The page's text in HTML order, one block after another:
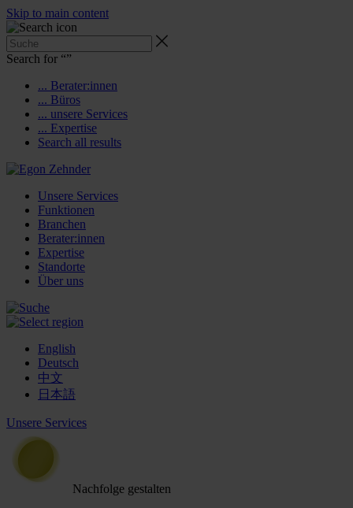
Skip to main content
Search for “”
... Berater:innen
... Büros
... unsere Services
... Expertise
Search all results
Unsere Services
Funktionen
Branchen
Berater:innen
Expertise
Standorte
Über uns
English
Deutsch
中文
日本語
Unsere Services
Nachfolge gestalten